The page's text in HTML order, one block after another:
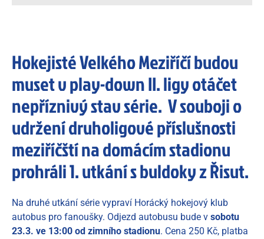
Hokejisté Velkého Meziříčí budou
muset v play-down II. ligy otáčet
nepříznivý stav série. V souboji o
udržení druholigové příslušnosti
meziříčští na domácím stadionu
prohráli 1. utkání s buldoky z Řisut.
Na druhé utkání série vypraví Horácký hokejový klub
autobus pro fanoušky. Odjezd autobusu bude v sobotu
23.3. ve 13:00 od zimního stadionu. Cena 250 Kč, platba